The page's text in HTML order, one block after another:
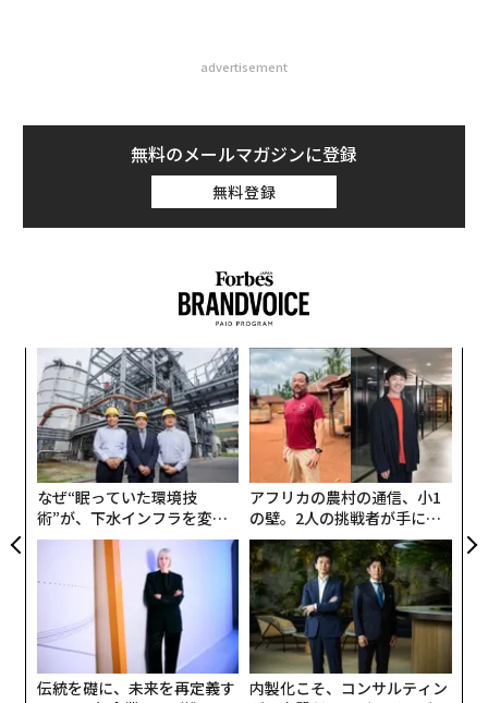
advertisement
無料のメールマガジンに登録
無料登録
なぜ“眠っていた環境技
術”が、下水インフラを変え
たのか──産総研×月島JFE
アクアソリューションの10年
アフリカの農村の通信、小1
の壁。2人の挑戦者が手にし
た「次なる武器」
伝統を礎に、未来を再定義す
内製化こそ、コンサルティン